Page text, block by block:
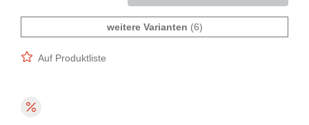
weitere Varianten (6)
Auf Produktliste